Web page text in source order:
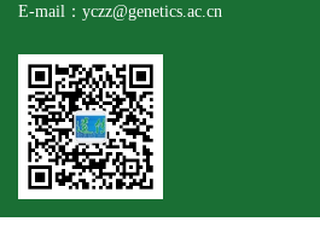
E-mail：yczz@genetics.ac.cn